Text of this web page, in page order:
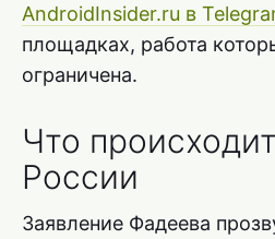
AndroidInsider.ru в
площадках, работа
ограничена.
Что
России
Заявление Фадеева